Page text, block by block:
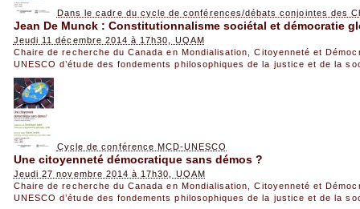
Dans le cadre du cycle de conférences/débats conjointes des
Jean De Munck : Constitutionnalisme sociétal et démocratie
Jeudi 11 décembre 2014 à 17h30, UQAM
Chaire de recherche du Canada en Mondialisation, Citoyenneté et
UNESCO d’étude des fondements philosophiques de la justice et de la
Cycle de conférence MCD-UNESCO
Une citoyenneté démocratique sans démos ?
Jeudi 27 novembre 2014 à 17h30, UQAM
Chaire de recherche du Canada en Mondialisation, Citoyenneté et
UNESCO d’étude des fondements philosophiques de la justice et de la